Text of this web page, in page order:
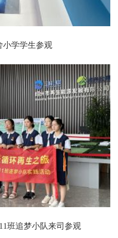
小学学生参观
班追梦小队来司参观